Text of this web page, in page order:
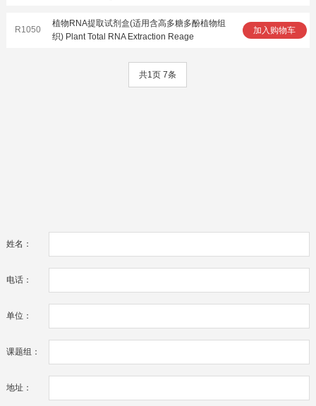
R1050
植物RNA提取试剂盒(适用含高多糖多酚植物组
织) Plant Total RNA Extraction Reage
加入购物车
共1页 7条
姓名：
电话：
单位：
课题组：
地址：